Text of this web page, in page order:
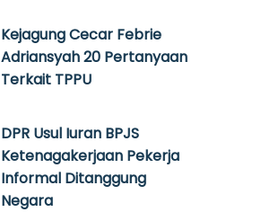
Kejagung Cecar Febrie
Adriansyah 20 Pertanyaan
Terkait TPPU
DPR Usul Iuran BPJS
Ketenagakerjaan Pekerja
Informal Ditanggung
Negara